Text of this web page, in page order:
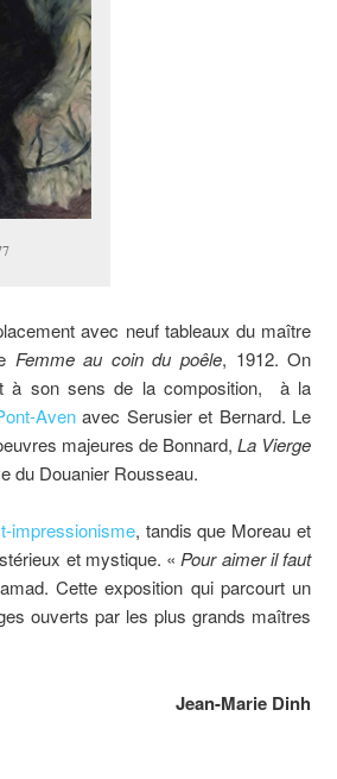
avec neuf tableaux du maître
Femme au coin du poêle, 1912. On
à son sens de la composition, à la
Avenavec Serusier et Bernard. Le
majeures de Bonnard,La Vierge
du Douanier Rousseau.
impressionisme, tandis que Moreau et
et mystique. « Pour aimer il faut
Cette exposition qui parcourt un
ouverts par les plus grands maîtres
Jean-Marie Dinh